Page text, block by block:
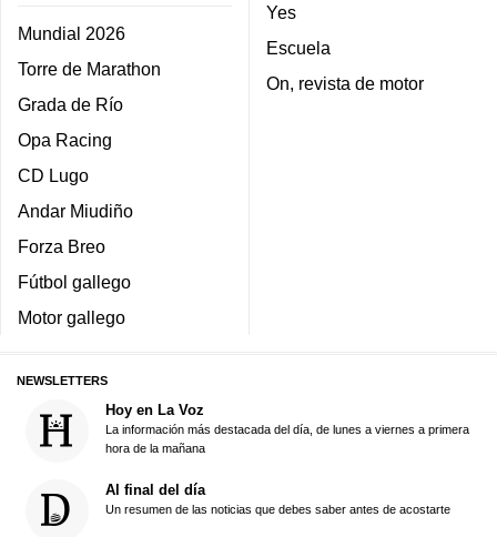
Mundial 2026
Torre de Marathon
Grada de Río
Opa Racing
CD Lugo
Andar Miudiño
Forza Breo
Fútbol gallego
Motor gallego
Yes
Escuela
On, revista de motor
NEWSLETTERS
Hoy en La Voz
La información más destacada del día, de lunes a viernes a primera
hora de la mañana
Al final del día
Un resumen de las noticias que debes saber antes de acostarte